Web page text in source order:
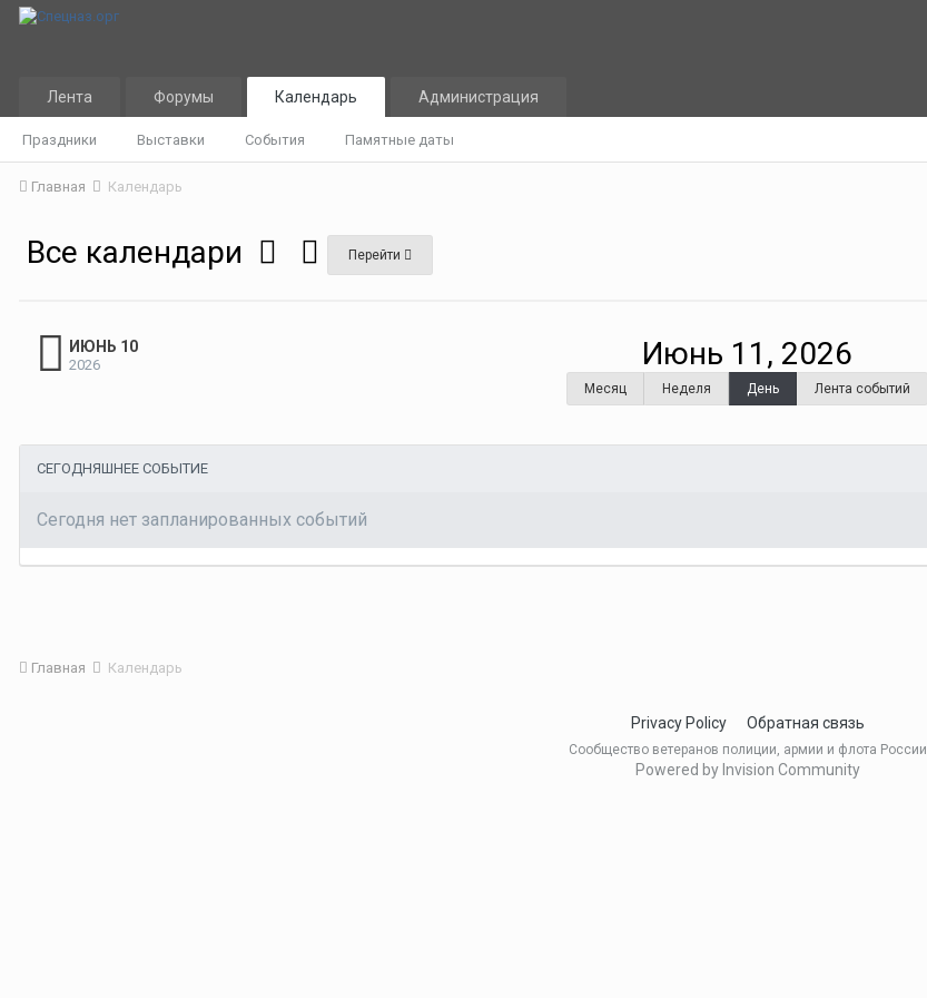
Лента Форумы Календарь
Праздники Выставки События Памятные даты
Администрация
Главная Календарь
Все календари Перейти
ИЮНЬ 10
2026 Июнь 11, 2026
Месяц Неделя День Лента событий
СЕГОДНЯШНЕЕ СОБЫТИЕ
Сегодня нет запланированных событий
Главная Календарь
Privacy Policy Обратная связь
Сообщество ветеранов полиции, армии и флота России
Powered by Invision Community